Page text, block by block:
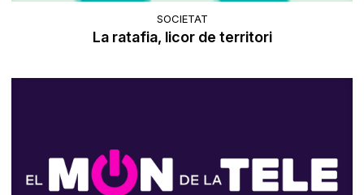
SOCIETAT
La ratafia, licor de territori